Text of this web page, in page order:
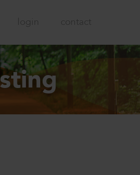
login contact